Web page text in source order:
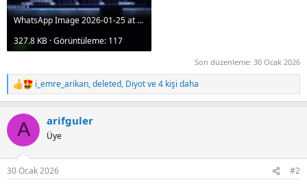
WhatsApp Image 2026-01-25 at 23.12.55 (1).jpeg
327.8 KB · Görüntüleme: 117
Son düzenleme: 30 Ocak 2026
R
e
c
i
s
i_emre_arikan,deleted, Diyotve 4 kişi daha
A arifguler
Üye
30 Ocak 2026 #2